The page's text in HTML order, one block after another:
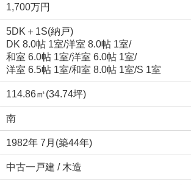
1,700万円
5DK＋1S(納戸)
DK 8.0帖 1室/洋室 8.0帖 1室/
和室 6.0帖 1室/洋室 6.0帖 1室/
洋室 6.5帖 1室/和室 8.0帖 1室/S 1室
114.86㎡(34.74坪)
南
1982年 7月(築44年)
中古一戸建 / 木造